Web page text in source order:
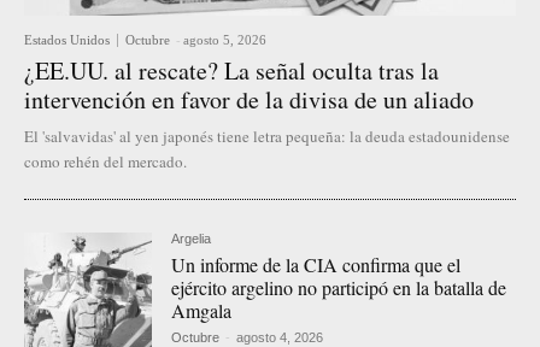
Estados Unidos Octubre - agosto 5, 2026
¿EE.UU. al rescate? La señal oculta tras la
intervención en favor de la divisa de un aliado
El 'salvavidas' al yen japonés tiene letra pequeña: la deuda estadounidense
como rehén del mercado.
Argelia
Un informe de la CIA confirma que el
ejército argelino no participó en la batalla de
Amgala
Octubre - agosto 4, 2026